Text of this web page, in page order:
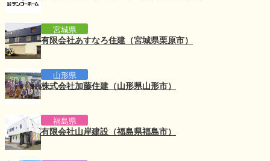
宮城県
有限会社あすなろ住建（宮城県栗原市）
山形県
株式会社加藤住建（山形県山形市）
福島県
有限会社山岸建設（福島県福島市）